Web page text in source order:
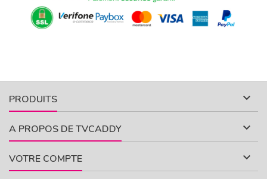
PRODUITS 
A PROPOS DE TVCADDY 
VOTRE COMPTE 